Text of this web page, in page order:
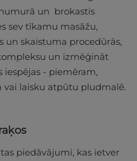
un brokastis
sev tīkamu masāžu,
un skaistuma procedūrās,
un izmēģināt
iespējas - piemēram,
vai laisku atpūtu pludmalē.
piedāvājumi, kas ietver